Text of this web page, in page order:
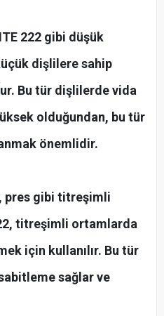
222 gibi düşük
dişlilere sahip
Bu tür dişlilerde vida
olduğundan, bu tür
önemlidir.
pres gibi titreşimli
titreşimli ortamlarda
için kullanılır. Bu tür
sağlar ve